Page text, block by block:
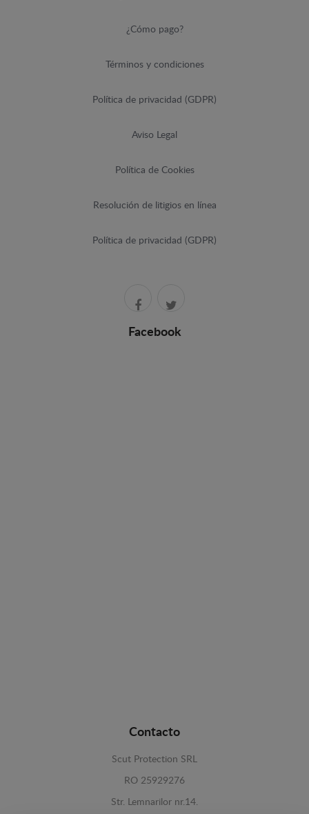
¿Cómo pago?
Términos y condiciones
Política de privacidad (GDPR)
Aviso Legal
Política de Cookies
Resolución de litigios en línea
Política de privacidad (GDPR)
Facebook
Contacto
Scut Protection SRL
RO 25929276
Str. Lemnarilor nr.14.